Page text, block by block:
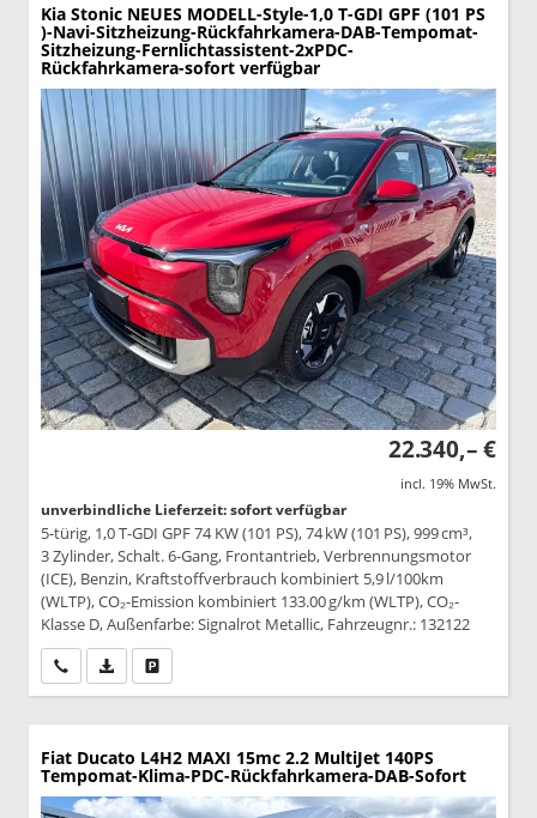
Kia Stonic NEUES MODELL-Style-1,0 T-GDI GPF (101 PS
)-Navi-Sitzheizung-Rückfahrkamera-DAB-Tempomat-
Sitzheizung-Fernlichtassistent-2xPDC-
Rückfahrkamera-sofort verfügbar
22.340,– €
incl. 19% MwSt.
unverbindliche Lieferzeit: sofort verfügbar
5-türig, 1,0 T-GDI GPF 74 KW (101 PS), 74 kW (101 PS), 999 cm³,
3 Zylinder, Schalt. 6-Gang, Frontantrieb, Verbrennungsmotor
(ICE), Benzin, Kraftstoffverbrauch kombiniert 5,9 l/100km
(WLTP), CO₂-Emission kombiniert 133.00 g/km (WLTP), CO₂-
Klasse D, Außenfarbe: Signalrot Metallic, Fahrzeugnr.: 132122
Wir rufen Sie anPDF-Datei, Fahrzeugexposé drucken
Fiat Ducato L4H2 MAXI 15mc 2.2 MultiJet 140PS
Tempomat-Klima-PDC-Rückfahrkamera-DAB-Sofort